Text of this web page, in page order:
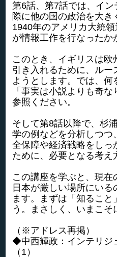
第6話、第7話では、イ
際に他の国の政治を大き
1940年のアメリカ大統
が情報工作を行なったか
このとき、イギリスは欧
引き入れるために、ルー
ようとします。では、何
「事実は小説よりも奇
参照ください。
そして第8話以降で、杉
学の例などを分析しつつ
全保障や経済戦略をしっ
ために、必要となる考え
この講座を学ぶと、現
日本が厳しい場所にいる
ます。まずは「知ること
う。まさしく、いまこそ
（※アドレス再掲）
◆中西輝政：インテリジ
（1）